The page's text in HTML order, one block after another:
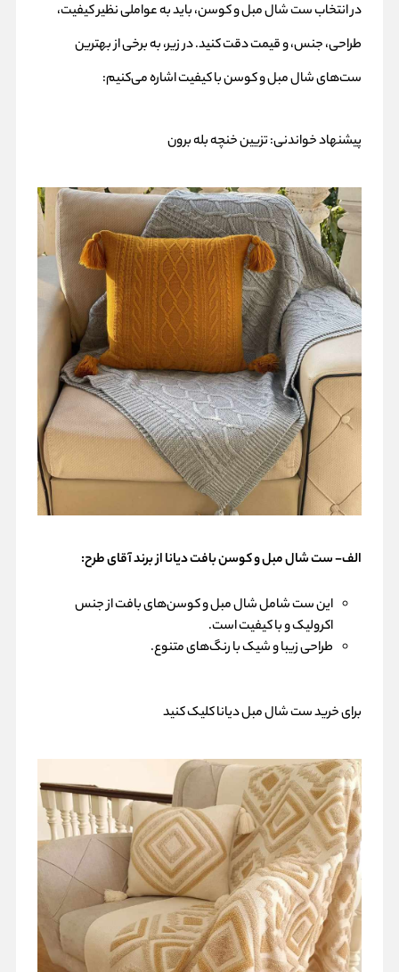
در انتخاب ست شال مبل و کوسن، باید به عواملی نظیر کیفیت،
طراحی، جنس، و قیمت دقت کنید. در زیر، به برخی از بهترین
ست‌های شال مبل و کوسن با کیفیت اشاره می‌کنیم:
پیشنهاد خواندنی:تزیین خنچه بله برون
الف- ست شال مبل و کوسن بافت دیانا از برند آقای طرح:
این ست شامل شال مبل و کوسن‌های بافت از جنس
اکرولیک و با کیفیت است.
طراحی زیبا و شیک با رنگ‌های متنوع.
برایخرید ست شال مبل دیاناکلیک کنید